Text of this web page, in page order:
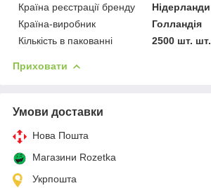
Країна реєстрації бренду
Нідерланди
Країна-виробник
Голландія
Кількість в пакованні
2500 шт. шт.
Приховати
Умови доставки
Нова Пошта
Магазини Rozetka
Укрпошта